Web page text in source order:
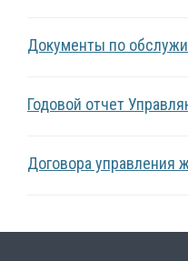
Документы по
Годовой отчет
Договора